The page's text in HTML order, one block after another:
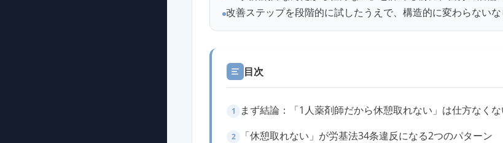
改善ステップを段階的に試したうえで、構造的に変わらない
目次
1 まず結論：「1人薬剤師だから休憩取れない」は仕方なくな
2 「休憩取れない」が労基法34条違反になる2つのパターン